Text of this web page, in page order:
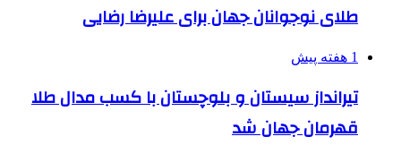
طلای نوجوانان جهان برای علیرضا رضایی
1 هفته پیش
تیرانداز سیستان و بلوچستان با کسب مدال طلا
قهرمان جهان شد